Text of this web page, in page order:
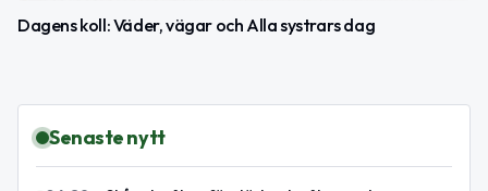
Dagens koll: Väder, vägar och Alla systrars dag
Senaste nytt